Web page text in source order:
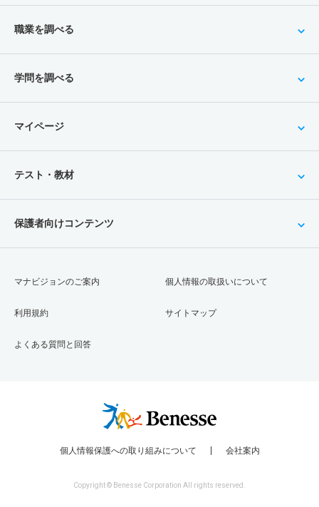
職業を調べる
学問を調べる
マイページ
テスト・教材
保護者向けコンテンツ
マナビジョンのご案内
利用規約
よくある質問と回答
個人情報の取扱いについて
サイトマップ
個人情報保護への取り組みについて 会社案内
Copyright © Benesse Corporation All rights reserved.